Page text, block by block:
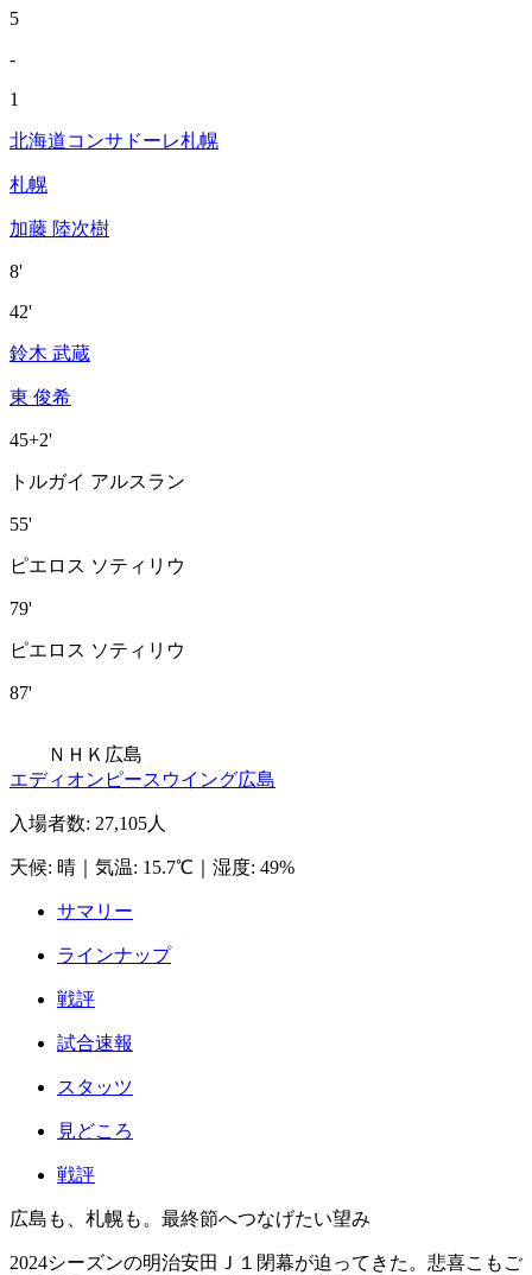
5
-
1
北海道コンサドーレ札幌
札幌
加藤 陸次樹
8'
42'
鈴木 武蔵
東 俊希
45+2'
トルガイ アルスラン
55'
ピエロス ソティリウ
79'
ピエロス ソティリウ
87'
ＮＨＫ広島
エディオンピースウイング広島
入場者数: 27,105人
天候: 晴 気温: 15.7℃ 湿度: 49%
サマリー
ラインナップ
戦評
試合速報
スタッツ
見どころ
戦評
広島も、札幌も。最終節へつなげたい望み
2024シーズンの明治安田Ｊ１閉幕が迫ってきた。悲喜こもご